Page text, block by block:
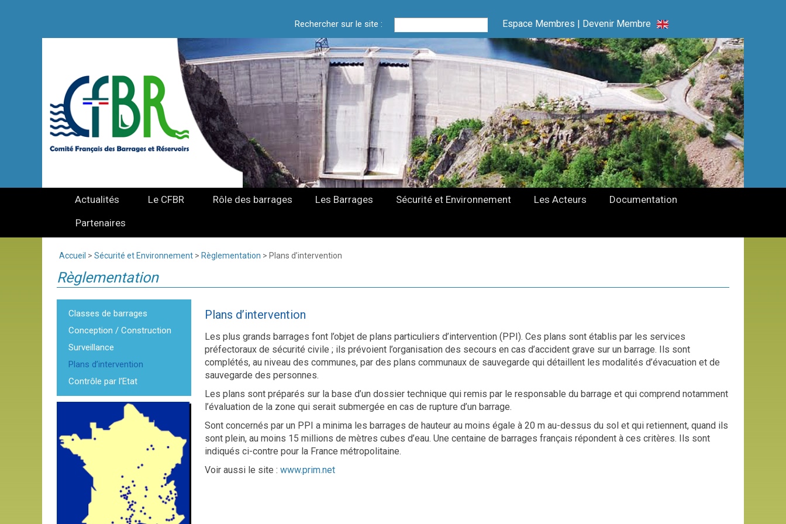
Rechercher sur le site : Espace Membres | Devenir Membre
Actualités Le CFBR Rôle des barrages Les Barrages Sécurité et Environnement Les Acteurs
Documentation
Partenaires
Accueil > Sécurité et Environnement > Règlementation > Plans d’intervention
Règlementation
Classes de barrages
Conception / Construction
Surveillance
Plans d’intervention
Contrôle par l’Etat
Plans d’intervention
Les plus grands barrages font l’objet de plans particuliers d’intervention (PPI). Ces plans sont établis par les services
préfectoraux de sécurité civile ; ils prévoient l’organisation des secours en cas d’accident grave sur un barrage. Ils sont
complétés, au niveau des communes, par des plans communaux de sauvegarde qui détaillent les modalités d’évacuation et de
sauvegarde des personnes.
Les plans sont préparés sur la base d’un dossier technique qui remis par le responsable du barrage et qui comprend notamment
l’évaluation de la zone qui serait submergée en cas de rupture d’un barrage.
Sont concernés par un PPI a minima les barrages de hauteur au moins égale à 20 m au-dessus du sol et qui retiennent, quand ils
sont plein, au moins 15 millions de mètres cubes d’eau. Une centaine de barrages français répondent à ces critères. Ils sont
indiqués ci-contre pour la France métropolitaine.
Voir aussi le site : www.prim.net